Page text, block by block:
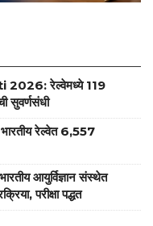
रेल्वेमध्ये 119
सुवर्णसंधी
रेल्वेत 6,557
आयुर्विज्ञान संस्थेत
परीक्षा पद्धत